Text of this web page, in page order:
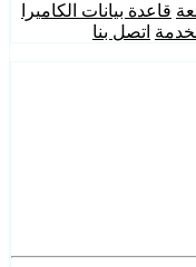
قاعدة بيانات الكاميرا
اتصل بنا